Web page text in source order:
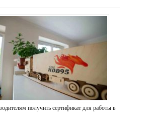
получить сертификат для работы в